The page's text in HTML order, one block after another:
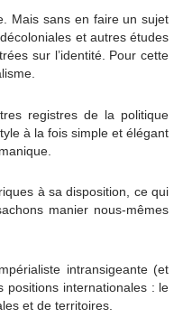
Mais sans en faire un sujet
et autres études
sur l’identité. Pour cette
registres de la politique
à la fois simple et élégant
à sa disposition, ce qui
manier nous-mêmes
intransigeante (et
positions internationales : le
et de territoires.